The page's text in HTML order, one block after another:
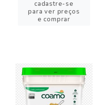
cadastre-se
para ver preços
e comprar